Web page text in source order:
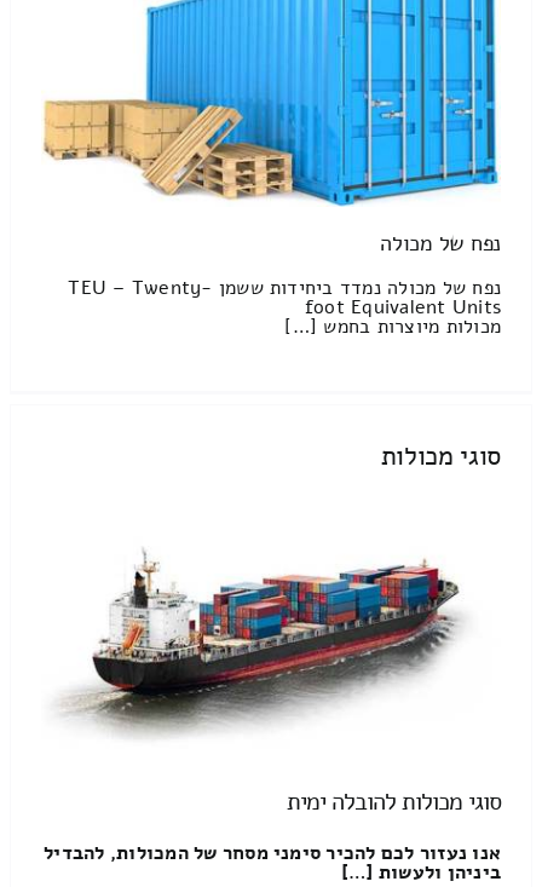
נפח של מכולה
נפח של מכולה נמדד ביחידות ששמן TEU – Twenty-
foot Equivalent Units
מכולות מיוצרות בחמש […]
סוגי מכולות
סוגי מכולות להובלה ימית
אנו נעזור לכם להכיר סימני מסחר של המכולות, להבדיל
ביניהן ולעשות […]